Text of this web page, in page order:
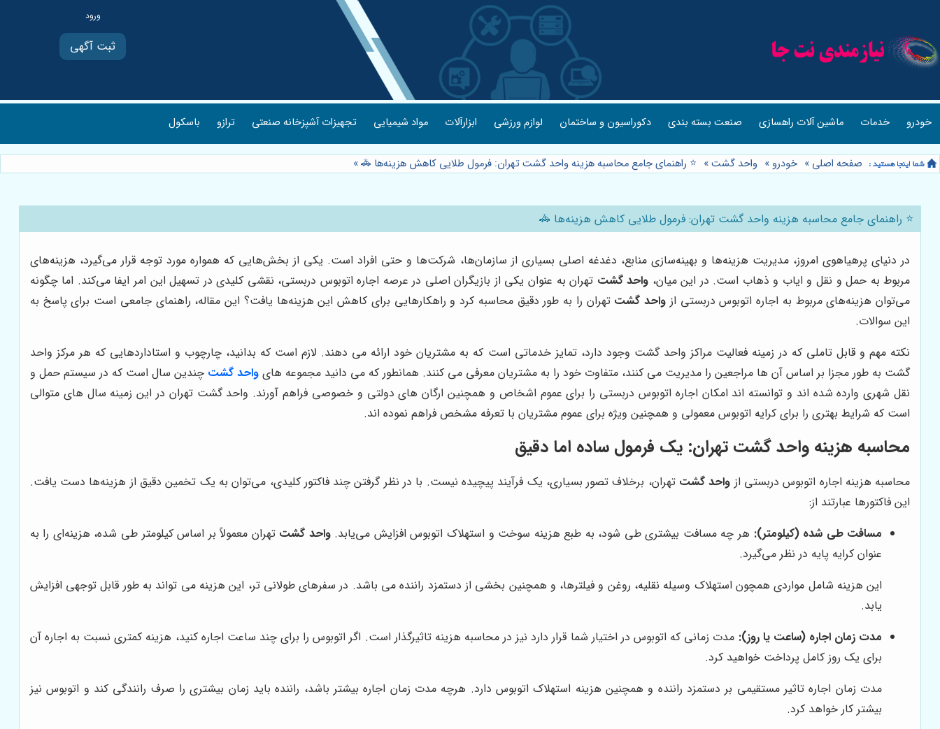
ثبت آگهی
خودرو خدمات ماشین آلات راهسازی صنعت بسته بندی دکوراسیون و ساختمان لوازم ورزشی ابزارآلات مواد شیمیایی تجهیزات آشپزخانه صنعتی ترازو باسکول
صفحه اصلی » خودرو » واحد گشت» ⭐️ راهنمای جامع محاسبه هزینه واحد گشت تهران: فرمول طلایی کاهش هزینه‌ها 🚓»
⭐️ راهنمای جامع محاسبه هزینه واحد گشت تهران: فرمول طلایی کاهش هزینه‌ها 🚓
در دنیای پرهیاهوی امروز، مدیریت هزینه‌ها و بهینه‌سازی منابع، دغدغه اصلی بسیاری از سازمان‌ها، شرکت‌ها و حتی افراد است. یکی از بخش‌هایی که همواره مورد توجه قرار می‌گیرد، هزینه‌های
مربوط به حمل و نقل و ایاب و ذهاب است. در این میان، واحد گشت تهران به عنوان یکی از بازیگران اصلی در عرصه اجاره اتوبوس دربستی، نقشی کلیدی در تسهیل این امر ایفا می‌کند. اما چگونه
می‌توان هزینه‌های مربوط به اجاره اتوبوس دربستی از واحد گشت تهران را به طور دقیق محاسبه کرد و راهکارهایی برای کاهش این هزینه‌ها یافت؟ این مقاله، راهنمای جامعی است برای پاسخ به
این سوالات.
نکته مهم و قابل تاملی که در زمینه فعالیت مراکز واحد گشت وجود دارد، تمایز خدماتی است که به مشتریان خود ارائه می دهند. لازم است که بدانید، چارچوب و استاداردهایی که هر مرکز واحد
گشت به طور مجزا بر اساس آن ها مراجعین را مدیریت می کنند، متفاوت خود را به مشتریان معرفی می کنند. همانطور که می دانید مجموعه هایواحد گشت چندین سال است که در سیستم حمل و
نقل شهری وارده شده اند و توانسته اند امکان اجاره اتوبوس دربستی را برای عموم اشخاص و همچنین ارگان های دولتی و خصوصی فراهم آورند. واحد گشت تهران در این زمینه سال های متوالی
است که شرایط بهتری را برای کرایه اتوبوس معمولی و همچنین ویژه برای عموم مشتریان با تعرفه مشخص فراهم نموده اند.
محاسبه هزینه واحد گشت تهران: یک فرمول ساده اما دقیق
محاسبه هزینه اجاره اتوبوس دربستی از واحد گشت تهران، برخلاف تصور بسیاری، یک فرآیند پیچیده نیست. با در نظر گرفتن چند فاکتور کلیدی، می‌توان به یک تخمین دقیق از هزینه‌ها دست یافت.
این فاکتورها عبارتند از:
مسافت طی شده (کیلومتر): هر چه مسافت بیشتری طی شود، به طبع هزینه سوخت و استهلاک اتوبوس افزایش می‌یابد.واحد گشت تهران معمولاً بر اساس کیلومتر طی شده، هزینه‌ای را به
عنوان کرایه پایه در نظر می‌گیرد.
این هزینه شامل مواردی همچون استهلاک وسیله نقلیه، روغن و فیلترها، و همچنین بخشی از دستمزد راننده می باشد. در سفرهای طولانی تر، این هزینه می تواند به طور قابل توجهی افزایش
یابد.
مدت زمان اجاره (ساعت یا روز): مدت زمانی که اتوبوس در اختیار شما قرار دارد نیز در محاسبه هزینه تاثیرگذار است. اگر اتوبوس را برای چند ساعت اجاره کنید، هزینه کمتری نسبت به اجاره آن
برای یک روز کامل پرداخت خواهید کرد.
مدت زمان اجاره تاثیر مستقیمی بر دستمزد راننده و همچنین هزینه استهلاک اتوبوس دارد. هرچه مدت زمان اجاره بیشتر باشد، راننده باید زمان بیشتری را صرف رانندگی کند و اتوبوس نیز
بیشتر کار خواهد کرد.